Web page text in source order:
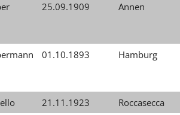
25.09.1909 Annen
01.10.1893 Hamburg
21.11.1923
Roccasecca